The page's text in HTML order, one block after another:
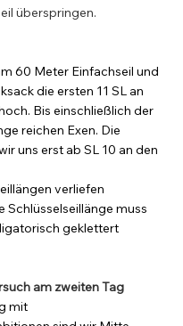
überspringen.
60 Meter Einfachseil und
die ersten 11 SL an
Bis einschließlich der
reichen Exen. Die
uns erst ab SL 10 an den
verliefen
Schlüsselseillänge muss
geklettert
am zweiten Tag
mit